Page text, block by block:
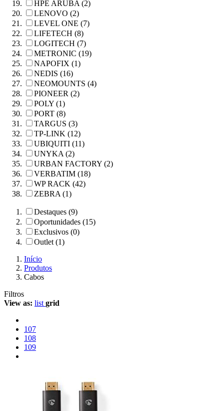
HPE ARUBA (2)
LENOVO (2)
LEVEL ONE (7)
LIFETECH (8)
LOGITECH (7)
METRONIC (19)
NAPOFIX (1)
NEDIS (16)
NEOMOUNTS (4)
PIONEER (2)
POLY (1)
PORT (8)
TARGUS (3)
TP-LINK (12)
UBIQUITI (11)
UNYKA (2)
URBAN FACTORY (2)
VERBATIM (18)
WP RACK (42)
ZEBRA (1)
Destaques (9)
Oportunidades (15)
Exclusivos (0)
Outlet (1)
Início
Produtos
Cabos
Filtros
View as: list grid
107
108
109